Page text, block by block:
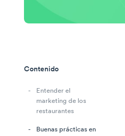
Contenido
Entender el
marketing de los
restaurantes
Buenas prácticas en